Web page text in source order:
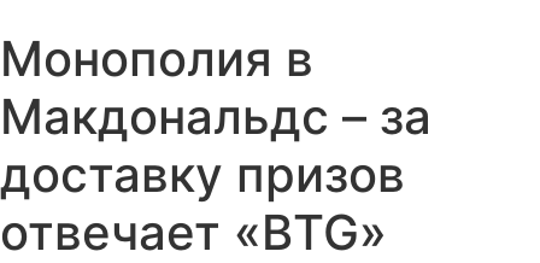
Монополия в
Макдональдс – за
доставку призов
отвечает «BTG»